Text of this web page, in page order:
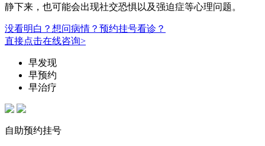
静下来，也可能会出现社交恐惧以及强迫症等心理问题。
没看明白？想问病情？预约挂号看诊？
直接点击在线咨询>
早发现
早预约
早治疗
自助预约挂号